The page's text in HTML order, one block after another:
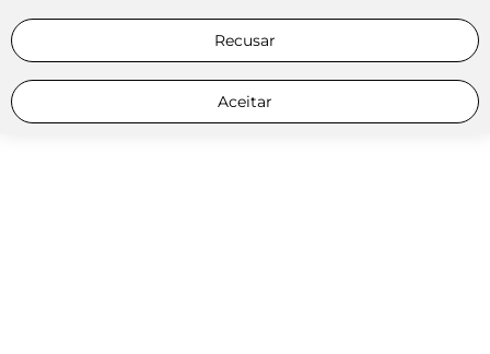
Recusar
Aceitar